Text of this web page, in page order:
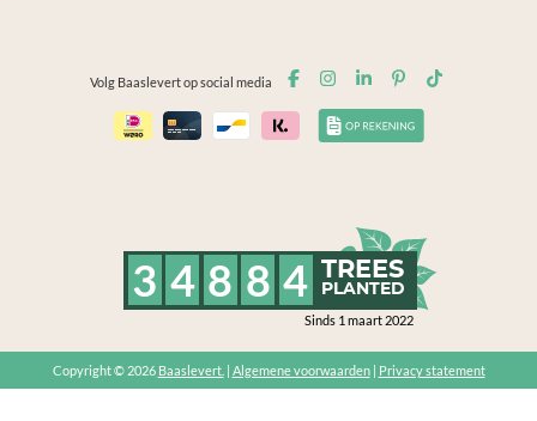
Volg Baaslevert op social media
3 4 8 8 4 TREES
PLANTED
Sinds 1 maart 2022
Copyright © 2026 Baaslevert. | Algemene voorwaarden| Privacy statement